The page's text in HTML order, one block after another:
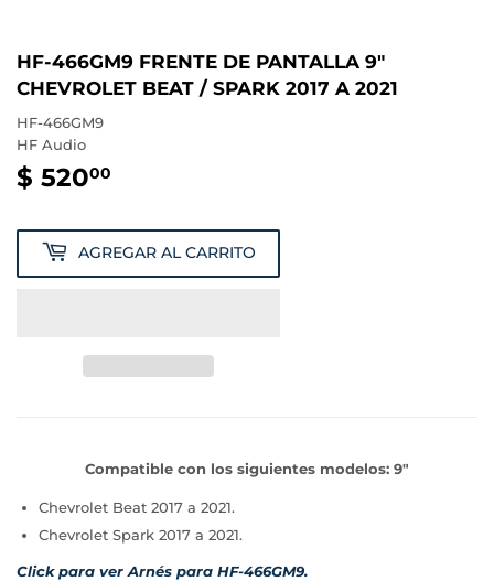
HF-466GM9 FRENTE DE PANTALLA 9"
CHEVROLET BEAT / SPARK 2017 A 2021
HF-466GM9
HF Audio
$ 52000
AGREGAR AL CARRITO
Compatible con los siguientes modelos: 9"
Chevrolet Beat 2017 a 2021.
Chevrolet Spark 2017 a 2021.
Click para ver Arnés para HF-466GM9.